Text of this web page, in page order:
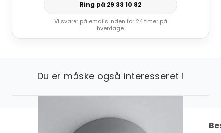
Ring på 29 33 10 82
Vi svarer på emails inden for 24 timer på
hverdage.
Du er måske også interesseret i